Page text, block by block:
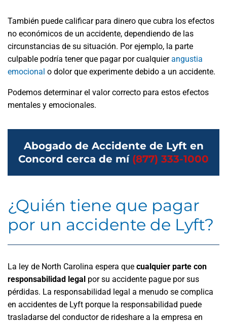
También puede calificar para dinero que cubra los efectos
no económicos de un accidente, dependiendo de las
circunstancias de su situación. Por ejemplo, la parte
culpable podría tener que pagar por cualquierangustia
emocional o dolor que experimente debido a un accidente.
Podemos determinar el valor correcto para estos efectos
mentales y emocionales.
Abogado de Accidente de Lyft en
Concord cerca de mí (877) 333-1000
¿Quién tiene que pagar
por un accidente de Lyft?
La ley de North Carolina espera que cualquier parte con
responsabilidad legal por su accidente pague por sus
pérdidas. La responsabilidad legal a menudo se complica
en accidentes de Lyft porque la responsabilidad puede
trasladarse del conductor de rideshare a la empresa en